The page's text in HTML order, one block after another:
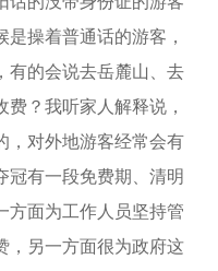
操着普通话的游客，
有的会说去岳麓山、去
？我听家人解释说，
，对外地游客经常会有
冠有一段免费期、清明
方面为工作人员坚持管
，另一方面很为政府这